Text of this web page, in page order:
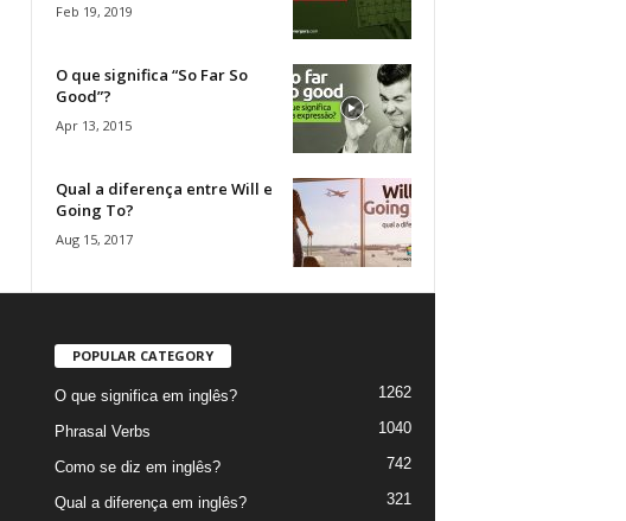
Feb 19, 2019
O que significa “So Far So
Good”?
Apr 13, 2015
Qual a diferença entre Will e
Going To?
Aug 15, 2017
POPULAR CATEGORY
O que significa em inglês? 1262
Phrasal Verbs 1040
Como se diz em inglês? 742
Qual a diferença em inglês? 321